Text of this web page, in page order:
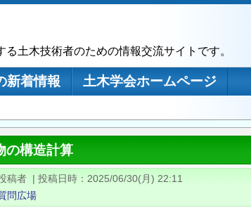
土木技術者のための情報交流サイトです。
新着情報
土木学会ホームページ
の構造計算
稿者 | 投稿日時
2025/06/30(月) 22:11
問広場